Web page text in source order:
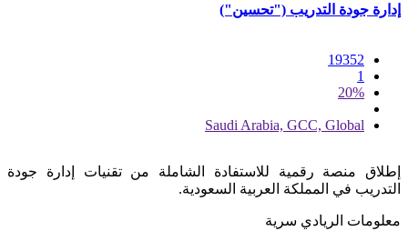
إدارة جودة التدريب ("تحسين")
19352
1
20%
Saudi Arabia, GCC, Global
إطلاق منصة رقمية للاستفادة الشاملة من تقنيات إدارة جودة
التدريب في المملكة العربية السعودية.
معلومات الريادي سرية